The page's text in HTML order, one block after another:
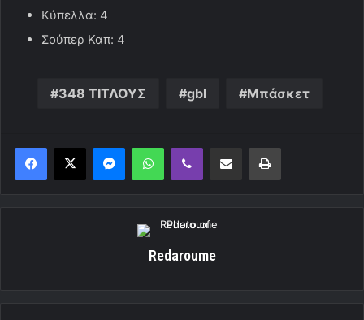
Κύπελλα: 4
Σούπερ Καπ: 4
348 ΤΙΤΛΟΥΣ gbl Μπάσκετ
MessengerWhatsAppViber Κοινοποίηση μέσω ηλεκτρονικού ταχυδρομείουΕκτύπωση
Redaroume